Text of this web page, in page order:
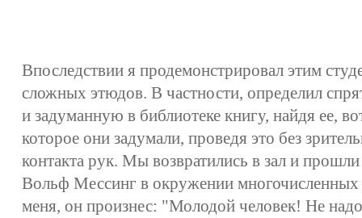
Впоследствии я продемонстрировал этим
сложных этюдов. В частности, определил
и задуманную в библиотеке книгу, найдя ее,
которое они задумали, проведя это без
контакта рук. Мы возвратились в зал и прошли
Вольф Мессинг в окружении многочисленных
меня, он произнес: "Молодой человек! Не